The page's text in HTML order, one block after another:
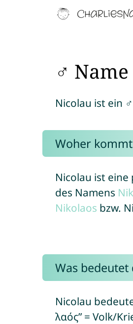
♂
Nicolau ist ein ♂
Woher
Nicolau ist
des Namens
Nikolaos bzw.
Was bedeutet
Nicolau
λαός” = Volk/